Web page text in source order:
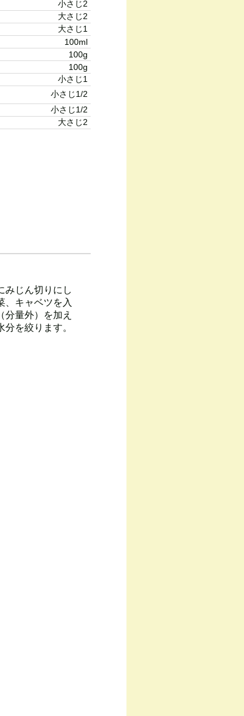
小さじ2
大さじ2
大さじ1
100ml
100g
100g
小さじ1
小さじ1/2
小さじ1/2
大さじ2
みじん切りにし
、キャベツを入
分量外）を加え
分を絞ります。